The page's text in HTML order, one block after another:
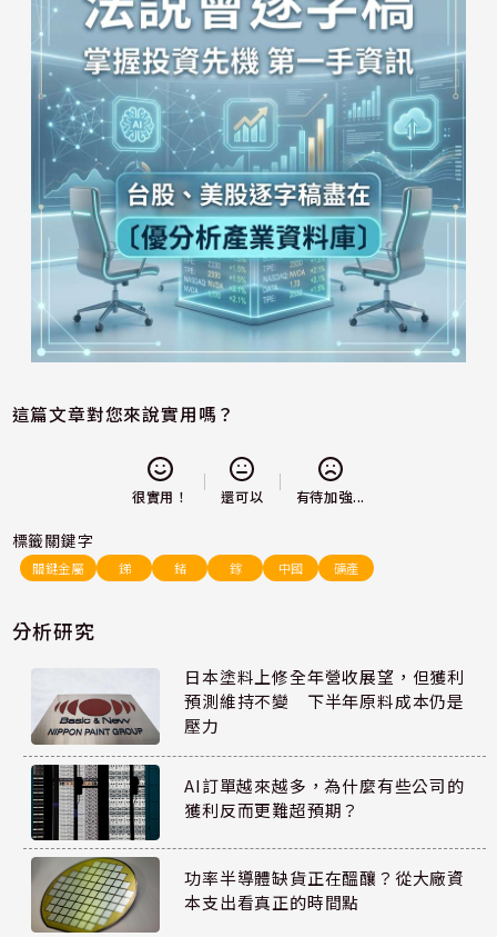
這篇文章對您來說實用嗎？
很實用！ 還可以 有待加強...
標籤關鍵字
關鍵金屬 銻 鍺 鎵 中國 礦產
分析研究
日本塗料上修全年營收展望，但獲利
預測維持不變 下半年原料成本仍是
壓力
AI訂單越來越多，為什麼有些公司的
獲利反而更難超預期？
功率半導體缺貨正在醞釀？從大廠資
本支出看真正的時間點